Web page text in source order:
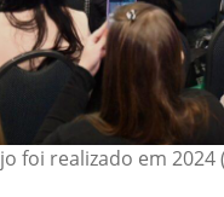
foi realizado em